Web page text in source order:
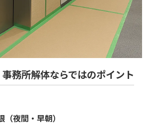
務所解体ならではのポイント
夜間・早朝）